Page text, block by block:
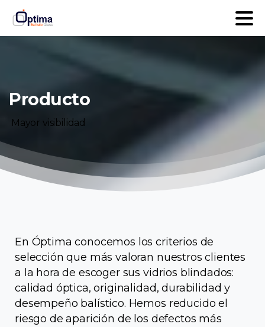
Producto
Mayor visibilidad
En Óptima conocemos los criterios de
selección que más valoran nuestros clientes
a la hora de escoger sus vidrios blindados:
calidad óptica, originalidad, durabilidad y
desempeño balístico. Hemos reducido el
riesgo de aparición de los defectos más